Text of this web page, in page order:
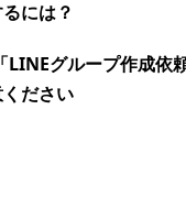
には？
LINEグループ作成依
ださい